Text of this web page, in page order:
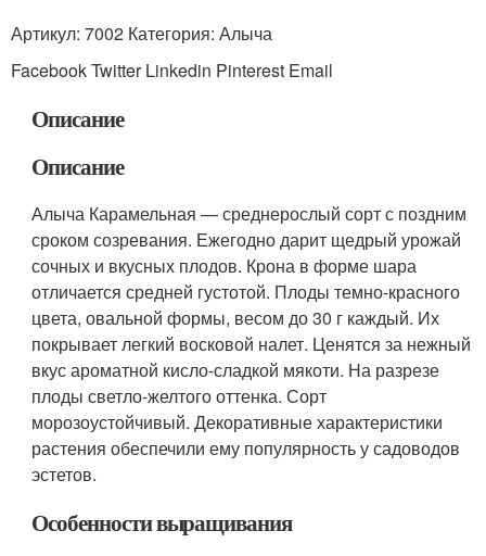
Артикул: 7002 Категория: Алыча
Facebook Twitter Linkedin Pinterest Email
Описание
Описание
Алыча Карамельная — среднерослый сорт с поздним
сроком созревания. Ежегодно дарит щедрый урожай
сочных и вкусных плодов. Крона в форме шара
отличается средней густотой. Плоды темно-красного
цвета, овальной формы, весом до 30 г каждый. Их
покрывает легкий восковой налет. Ценятся за нежный
вкус ароматной кисло-сладкой мякоти. На разрезе
плоды светло-желтого оттенка. Сорт
морозоустойчивый. Декоративные характеристики
растения обеспечили ему популярность у садоводов
эстетов.
Особенности выращивания